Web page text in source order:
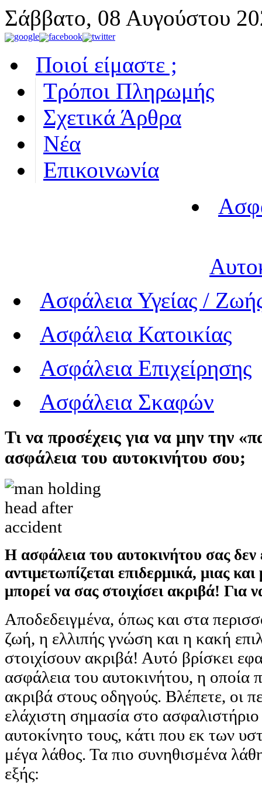
Σάββατο, 08 Αυγούστου
Ποιοί είμαστε ;
Τρόποι Πληρωμής
Σχετικά Άρθρα
Νέα
Επικοινωνία
Ασφάλεια Υγείας /
Ασφάλεια Κατοικίας
Ασφάλεια Επιχείρησης
Ασφάλεια Σκαφών
Τι να προσέχεις για να μην την
ασφάλεια του αυτοκινήτου σου;
Η ασφάλεια του αυτοκινήτου σας δεν
αντιμετωπίζεται επιδερμικά, μιας
μπορεί να σας στοιχίσει ακριβά! Για
Αποδεδειγμένα, όπως και στα
ζωή, η ελλιπής γνώση και η κακή
στοιχίσουν ακριβά! Αυτό βρίσκει
ασφάλεια του αυτοκινήτου, η οποία
ακριβά στους οδηγούς. Βλέπετε, οι
ελάχιστη σημασία στο
αυτοκίνητο τους, κάτι που εκ των
μέγα λάθος. Τα πιο συνηθισμένα
εξής: